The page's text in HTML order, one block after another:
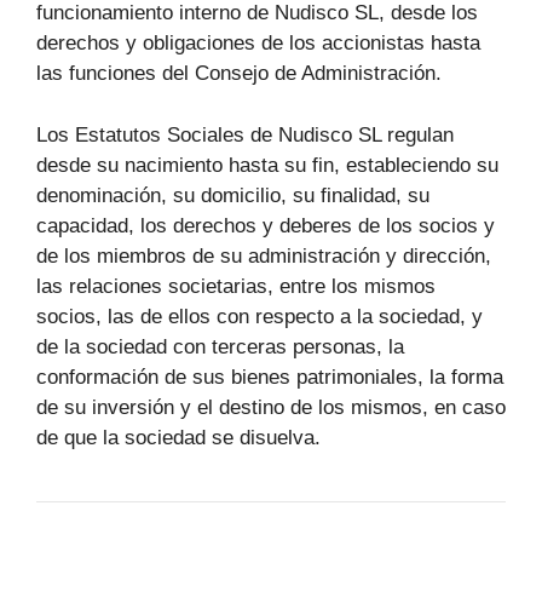
funcionamiento interno de Nudisco SL, desde los
derechos y obligaciones de los accionistas hasta
las funciones del Consejo de Administración.
Los Estatutos Sociales de Nudisco SL regulan
desde su nacimiento hasta su fin, estableciendo su
denominación, su domicilio, su finalidad, su
capacidad, los derechos y deberes de los socios y
de los miembros de su administración y dirección,
las relaciones societarias, entre los mismos
socios, las de ellos con respecto a la sociedad, y
de la sociedad con terceras personas, la
conformación de sus bienes patrimoniales, la forma
de su inversión y el destino de los mismos, en caso
de que la sociedad se disuelva.